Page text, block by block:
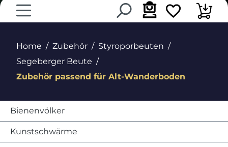
Home Zubehör
Styroporbeuten
Segeberger Beute
Zubehör passend für Alt-Wanderboden
Bienenvölker
Kunstschwärme